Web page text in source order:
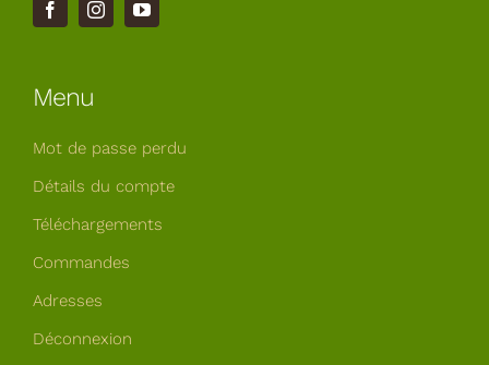
Menu
Mot de passe perdu
Détails du compte
Téléchargements
Commandes
Adresses
Déconnexion